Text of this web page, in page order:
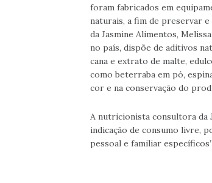
foram fabricados em
naturais, a fim de preservar
da Jasmine Alimentos,
no país, dispõe de aditivos
cana e extrato de malte,
como beterraba em pó,
cor e na conservação do
A nutricionista consultora da
indicação de consumo livre,
pessoal e familiar